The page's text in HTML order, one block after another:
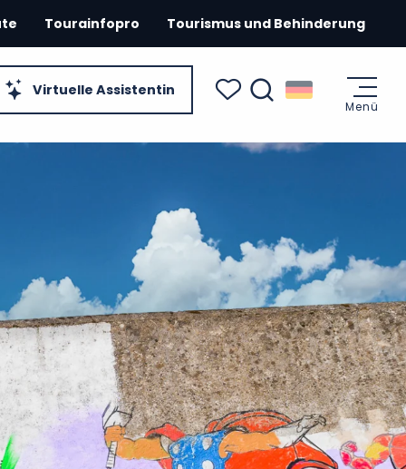
Virtuelle Assistentin
Tourainfopro Tourismus und Behinderung
Menü